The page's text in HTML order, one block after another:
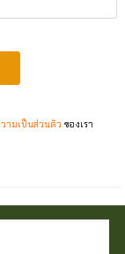
ามเป็นส่วนตัว ของเรา